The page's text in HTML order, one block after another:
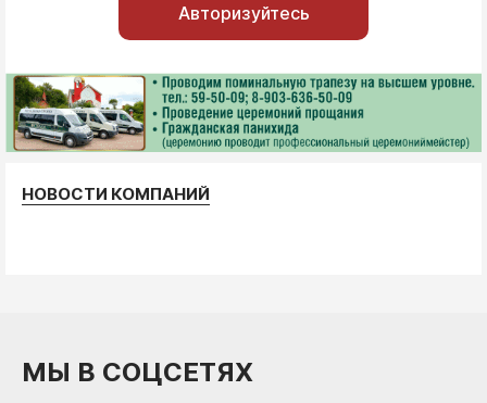
Авторизуйтесь
НОВОСТИ КОМПАНИЙ
МЫ В СОЦСЕТЯХ